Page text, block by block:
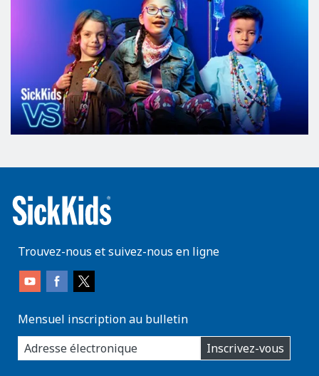
Trouvez-nous et suivez-nous en ligne
Mensuel inscription au bulletin
enter
you
email
Inscrivez-vous